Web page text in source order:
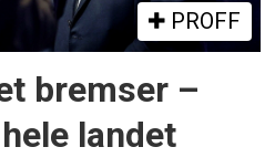
PROFF
bremser –
landet